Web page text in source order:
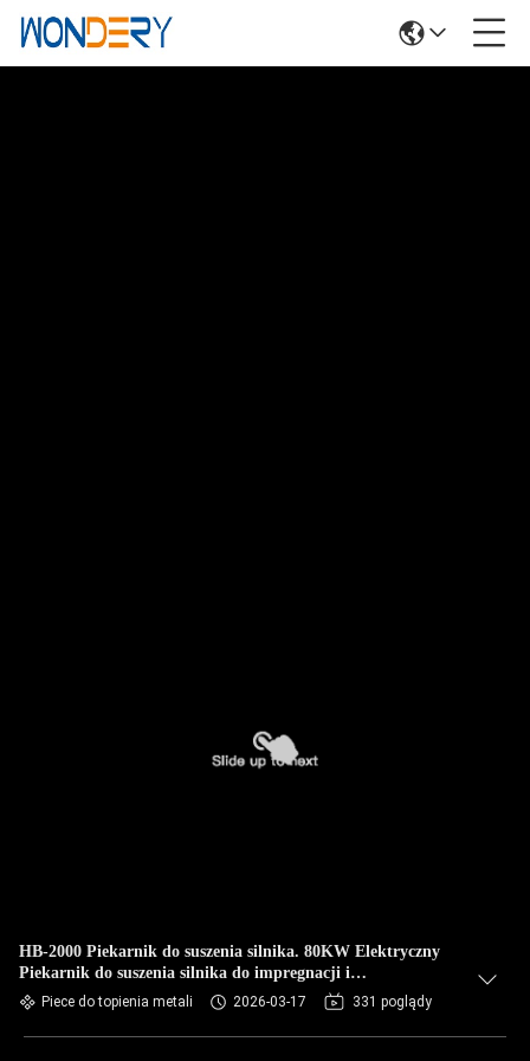
HB-2000 Piekarnik do suszenia silnika. 80KW Elektryczny
Piekarnik do suszenia silnika do impregnacji i
epoksydowania.
Piece do topienia metali 2026-03-17 331 poglądy